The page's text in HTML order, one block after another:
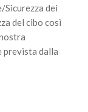
Sicurezza dei
del cibo così
prevista dalla